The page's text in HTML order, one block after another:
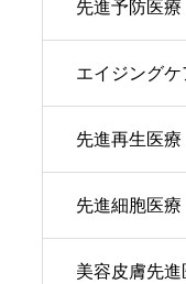
先進予防医療
エイジングケ
先進再生医療
先進細胞医療
美容皮膚先進